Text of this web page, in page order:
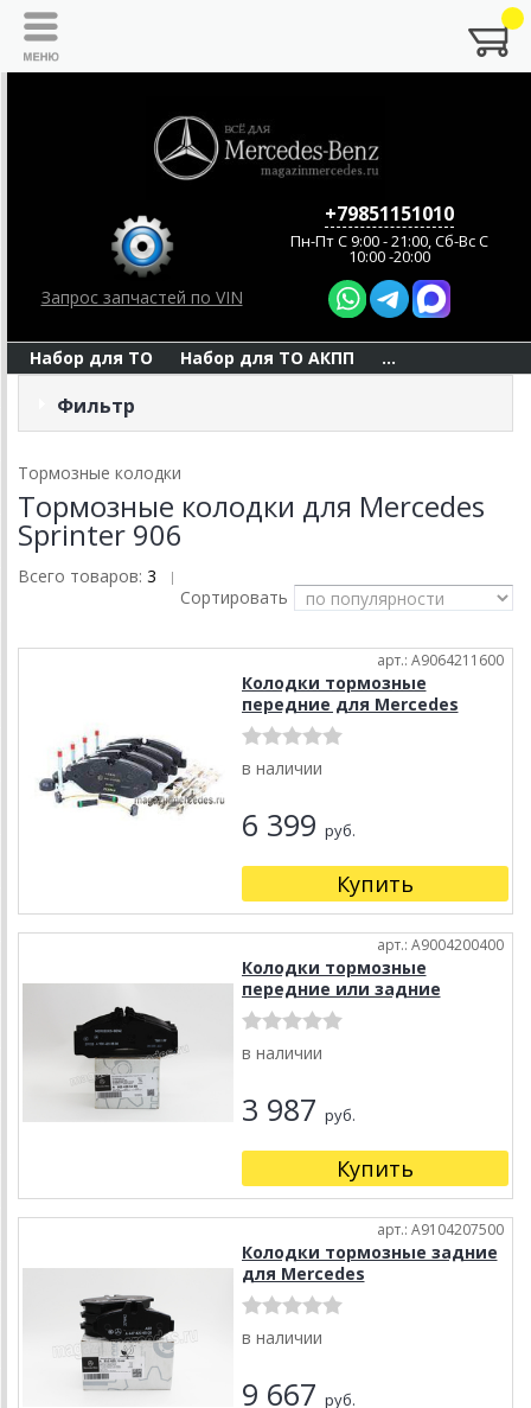
Запрос запчастей по VIN
+79851151010
Пн-Пт C 9:00 - 21:00, Сб-Вс С
10:00 -20:00
Набор для ТО Набор для ТО АКПП ...
Фильтр
Тормозные колодки
Тормозные колодки для Mercedes
Sprinter 906
Всего товаров: 3 |
Сортировать
арт.: A9064211600
Колодки тормозные
передние для Mercedes
в наличии
6 399 руб.
Купить
арт.: A9004200400
Колодки тормозные
передние или задние
в наличии
3 987 руб.
Купить
арт.: A9104207500
Колодки тормозные задние
для Mercedes
в наличии
9 667 руб.